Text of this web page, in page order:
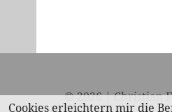
© 2026 | Christian
Cookies erleichtern mir die